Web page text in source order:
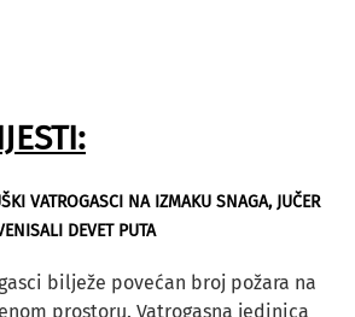
VATROGASCI NA IZMAKU SNAGA, JUČER
DEVET PUTA
bilježe povećan broj požara na
prostoru. Vatrogasna jedinica